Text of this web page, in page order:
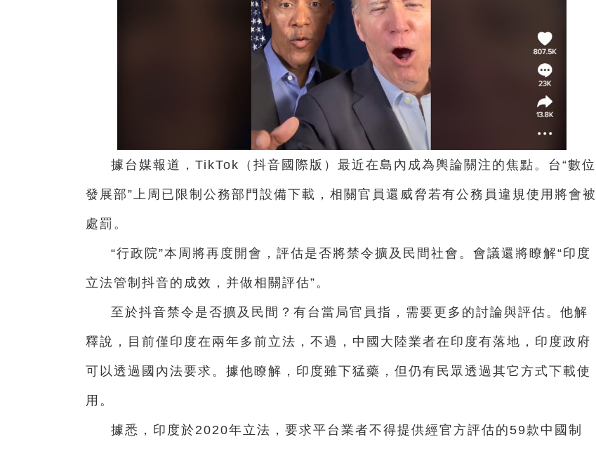
據台媒報道，TikTok（抖音國際版）最近在島內成為輿論關注的焦點。台“數位
發展部”上周已限制公務部門設備下載，相關官員還威脅若有公務員違規使用將會被
處罰。
“行政院”本周將再度開會，評估是否將禁令擴及民間社會。會議還將瞭解“印度
立法管制抖音的成效，并做相關評估”。
至於抖音禁令是否擴及民間？有台當局官員指，需要更多的討論與評估。他解
釋說，目前僅印度在兩年多前立法，不過，中國大陸業者在印度有落地，印度政府
可以透過國內法要求。據他瞭解，印度雖下猛藥，但仍有民眾透過其它方式下載使
用。
據悉，印度於2020年立法，要求平台業者不得提供經官方評估的59款中國制